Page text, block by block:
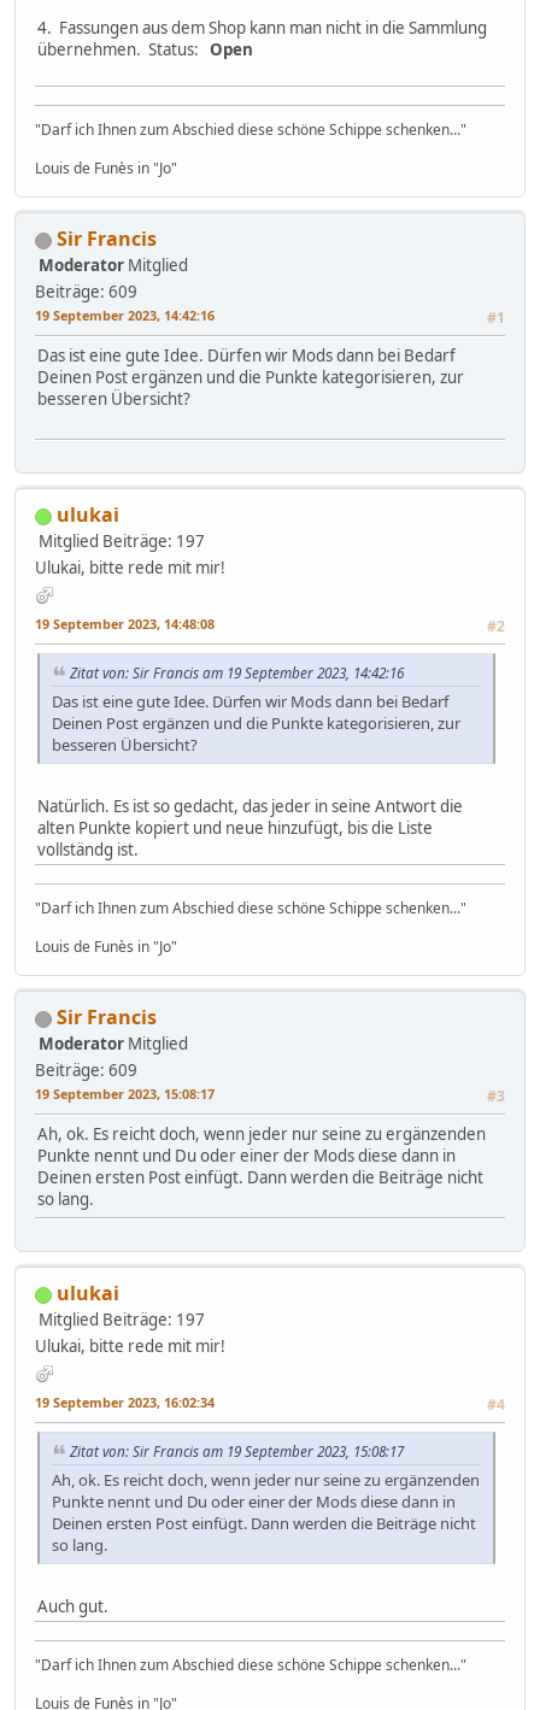
4. Fassungen aus dem Shop kann man nicht in die Sammlung
übernehmen. Status: Open
"Darf ich Ihnen zum Abschied diese schöne Schippe schenken..."
Louis de Funès in "Jo"
Sir Francis
Moderator Mitglied
Beiträge: 609
19 September 2023, 14:42:16 #1
Das ist eine gute Idee. Dürfen wir Mods dann bei Bedarf
Deinen Post ergänzen und die Punkte kategorisieren, zur
besseren Übersicht?
ulukai
Mitglied Beiträge: 197
Ulukai, bitte rede mit mir!
19 September 2023, 14:48:08 #2
Zitat von: Sir Francis am 19 September 2023, 14:42:16
Das ist eine gute Idee. Dürfen wir Mods dann bei Bedarf
Deinen Post ergänzen und die Punkte kategorisieren, zur
besseren Übersicht?
Natürlich. Es ist so gedacht, das jeder in seine Antwort die
alten Punkte kopiert und neue hinzufügt, bis die Liste
vollständg ist.
"Darf ich Ihnen zum Abschied diese schöne Schippe schenken..."
Louis de Funès in "Jo"
Sir Francis
Moderator Mitglied
Beiträge: 609
19 September 2023, 15:08:17 #3
Ah, ok. Es reicht doch, wenn jeder nur seine zu ergänzenden
Punkte nennt und Du oder einer der Mods diese dann in
Deinen ersten Post einfügt. Dann werden die Beiträge nicht
so lang.
ulukai
Mitglied Beiträge: 197
Ulukai, bitte rede mit mir!
19 September 2023, 16:02:34 #4
Zitat von: Sir Francis am 19 September 2023, 15:08:17
Ah, ok. Es reicht doch, wenn jeder nur seine zu ergänzenden
Punkte nennt und Du oder einer der Mods diese dann in
Deinen ersten Post einfügt. Dann werden die Beiträge nicht
so lang.
Auch gut.
"Darf ich Ihnen zum Abschied diese schöne Schippe schenken..."
Louis de Funès in "Jo"